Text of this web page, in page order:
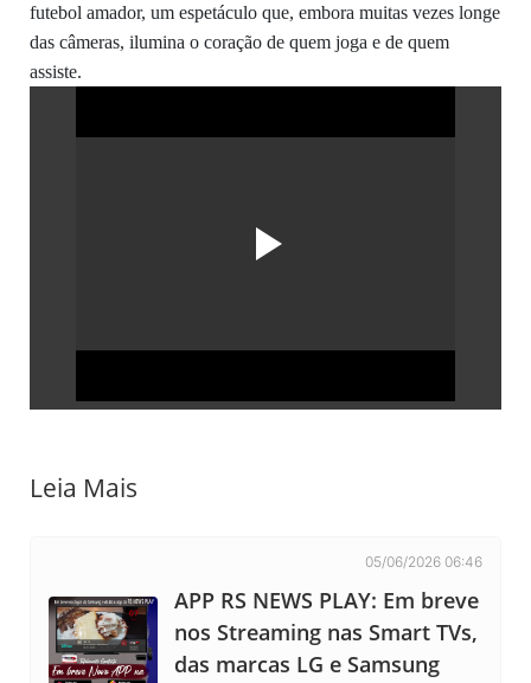
futebol amador, um espetáculo que, embora muitas vezes longe
das câmeras, ilumina o coração de quem joga e de quem
assiste.
Leia Mais
05/06/2026 06:46
APP RS NEWS PLAY: Em breve
nos Streaming nas Smart TVs,
das marcas LG e Samsung